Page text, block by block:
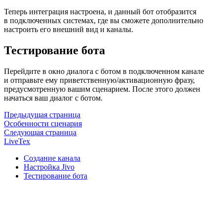
Теперь интеграция настроена, и данный бот отобразится
в подключенных системах, где вы сможете дополнительно
настроить его внешний вид и каналы.
Тестирование бота
Перейдите в окно диалога с ботом в подключенном канале
и отправьте ему приветственную/активационную фразу,
предусмотренную вашим сценарием. После этого должен
начаться ваш диалог с ботом.
Предыдущая страница
Особенности сценария
Следующая страница
LiveTex
Создание канала
Настройка Jivo
Тестирование бота